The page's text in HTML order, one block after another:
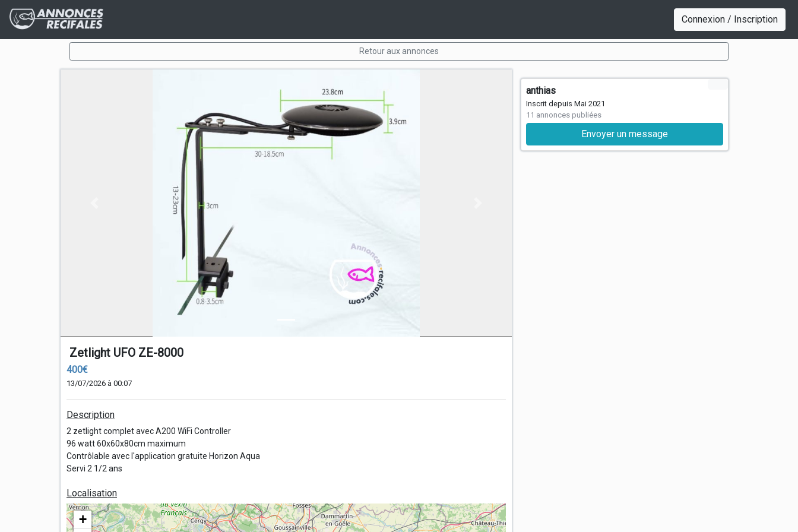
Connexion / Inscription
Retour aux annonces
Zetlight UFO ZE-8000
400€
13/07/2026 à 00:07
Description
2 zetlight complet avec A200 WiFi Controller
96 watt 60x60x80cm maximum
Contrôlable avec l'application gratuite Horizon Aqua
Servi 2 1/2 ans
Localisation
+
anthias
Inscrit depuis Mai 2021
11 annonces publiées
Envoyer un message